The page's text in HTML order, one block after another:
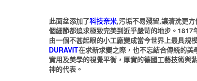
此面盆添加了科技奈米,污垢不易殘留,讓清洗更
個細節都追求極致完美到近乎嚴苛的地步。1817
由一個不甚起眼的小工廠變成當今世界上最具規
DURAVIT在求新求變之際，也不忘結合傳統的
實用及美學的視覺平衡，厚實的德國工藝技術與
神的代表。